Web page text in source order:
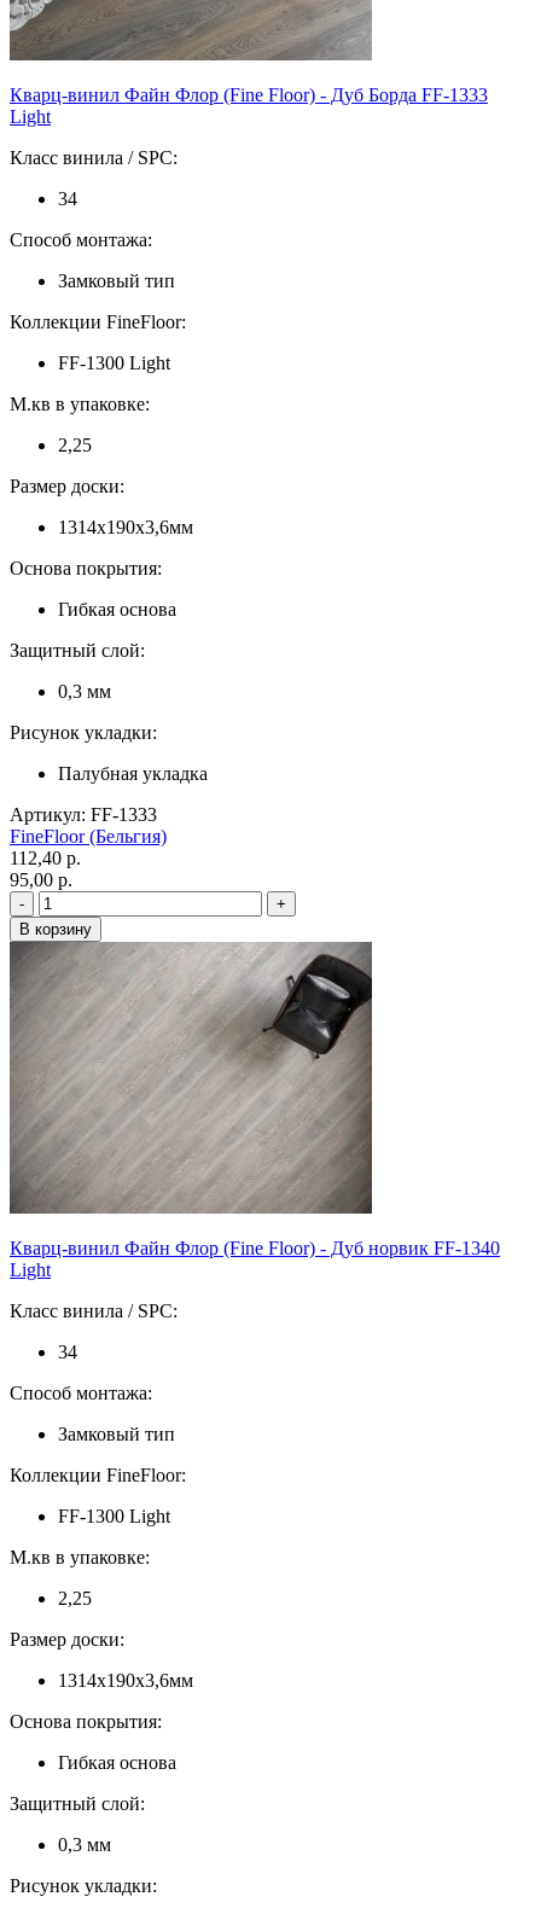
Кварц-винил Файн Флор (Fine Floor) - Дуб Борда FF-1333
Light
Класс винила / SPC:
34
Способ монтажа:
Замковый тип
Коллекции FineFloor:
FF-1300 Light
М.кв в упаковке:
2,25
Размер доски:
1314х190х3,6мм
Основа покрытия:
Гибкая основа
Защитный слой:
0,3 мм
Рисунок укладки:
Палубная укладка
Артикул: FF-1333
FineFloor (Бельгия)
112,40 p.
95,00 p.
Кварц-винил Файн Флор (Fine Floor) - Дуб норвик FF-1340
Light
Класс винила / SPC:
34
Способ монтажа:
Замковый тип
Коллекции FineFloor:
FF-1300 Light
М.кв в упаковке:
2,25
Размер доски:
1314х190х3,6мм
Основа покрытия:
Гибкая основа
Защитный слой:
0,3 мм
Рисунок укладки: